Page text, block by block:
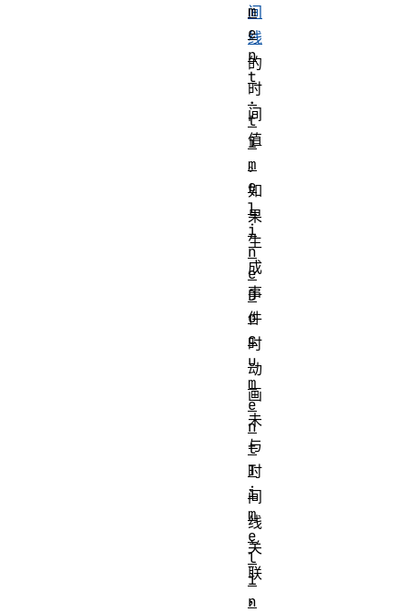
间
线
的
时
间
值
。
如
果
生
成
事
件
时
动
画
未
与
时
间
线
关
联
，
m
e
n
t
.
t
i
m
e
l
i
n
e
D
o
c
u
m
e
n
t
T
i
m
e
l
i
n